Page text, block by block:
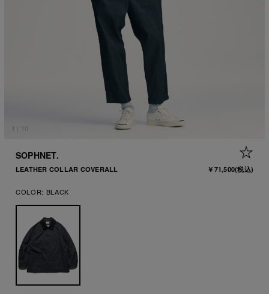
1 10
SOPHNET.
LEATHER COLLAR COVERALL ￥71,500(税込)
COLOR: BLACK